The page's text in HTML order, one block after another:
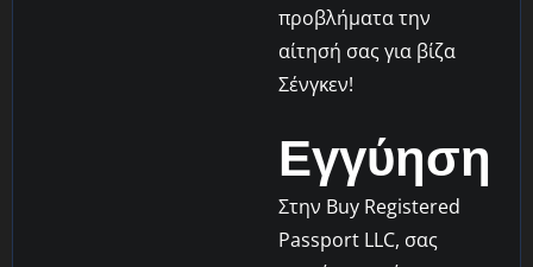
προβλήματα την
αίτησή σας για βίζα
Σένγκεν!
Εγγύηση
Στην Buy Registered
Passport LLC, σας